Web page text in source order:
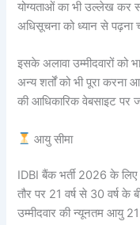
योग्यताओं का भी उल्लेख कर
अधिसूचना को ध्यान से पढ़ना
इसके अलावा उम्मीदवारों को
अन्य शर्तों को भी पूरा करना
की आधिकारिक वेबसाइट पर
आयु सीमा
IDBI बैंक भर्ती 2026 के
तौर पर 21 वर्ष से 30 वर्ष के
उम्मीदवार की न्यूनतम आयु